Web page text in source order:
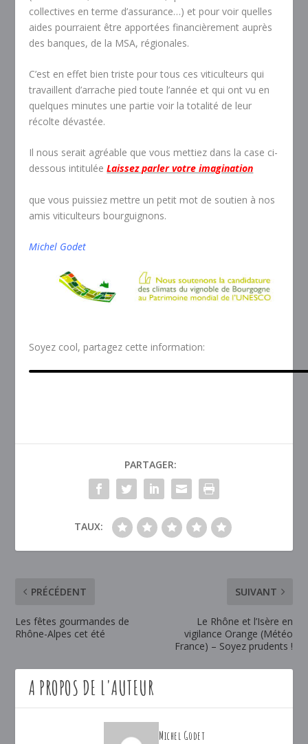
collectives en terme d’assurance…) et pour voir quelles
aides pourraient être apportées financièrement auprès
des banques, de la MSA, régionales.
C’est en effet bien triste pour tous ces viticulteurs qui
travaillent d’arrache pied toute l’année et qui ont vu en
quelques minutes une partie voir la totalité de leur
récolte dévastée.
Il nous serait agréable que vous mettiez dans la case ci-
dessous intituléeLaissez parler votre imagination
que vous puissiez mettre un petit mot de soutien à nos
amis viticulteurs bourguignons.
Michel Godet
Soyez cool, partagez cette information:
PARTAGER:
TAUX:
PRÉCÉDENT
Les fêtes gourmandes de
Rhône-Alpes cet été
SUIVANT
Le Rhône et l’Isère en
vigilance Orange (Météo
France) – Soyez prudents !
A PROPOS DE L'AUTEUR
Michel Godet